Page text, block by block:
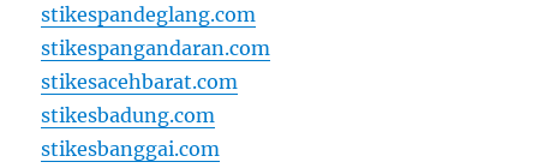
stikespandeglang.com
stikespangandaran.com
stikesacehbarat.com
stikesbadung.com
stikesbanggai.com